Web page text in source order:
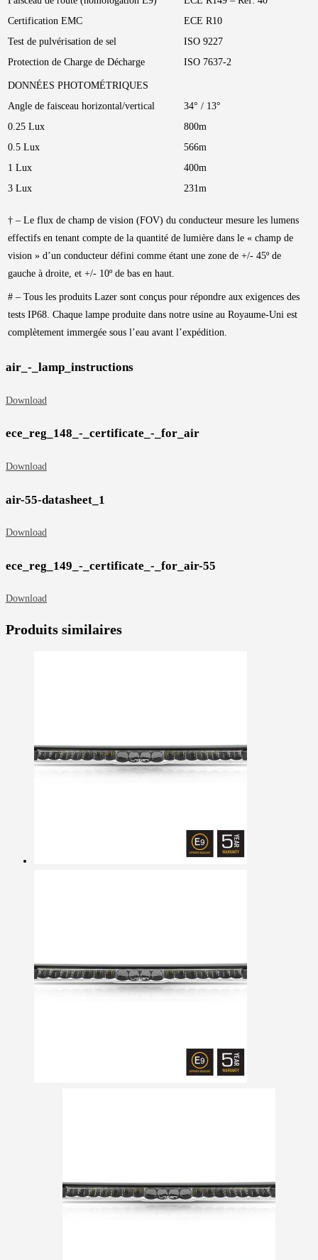
Certification EMC
ECE R10
Test de pulvérisation de sel
ISO 9227
Protection de Charge de Décharge
ISO 7637-2
DONNÉES PHOTOMÉTRIQUES
Angle de faisceau horizontal/vertical
34° / 13°
0.25 Lux
800m
0.5 Lux
566m
1 Lux
400m
3 Lux
231m
† – Le flux de champ de vision (FOV) du conducteur mesure les lumens
effectifs en tenant compte de la quantité de lumière dans le « champ de
vision » d’un conducteur défini comme étant une zone de +/- 45º de
gauche à droite, et +/- 10º de bas en haut.
# – Tous les produits Lazer sont conçus pour répondre aux exigences des
tests IP68. Chaque lampe produite dans notre usine au Royaume-Uni est
complètement immergée sous l’eau avant l’expédition.
air_-_lamp_instructions
Download
ece_reg_148_-_certificate_-_for_air
Download
air-55-datasheet_1
Download
ece_reg_149_-_certificate_-_for_air-55
Download
Produits similaires